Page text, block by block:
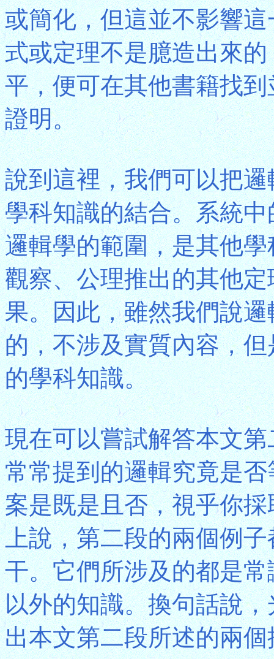
或簡化，但這並不影響
式或定理不是臆造出來
平，便可在其他書籍找
證明。
說到這裡，我們可以把
學科知識的結合。系統
邏輯學的範圍，是其他
觀察、公理推出的其他
果。因此，雖然我們說
的，不涉及實質內容，
的學科知識。
現在可以嘗試解答本文
常常提到的邏輯究竟是
案是既是且否，視乎你
上說，第二段的兩個例
干。它們所涉及的都是
以外的知識。換句話說
出本文第二段所述的兩